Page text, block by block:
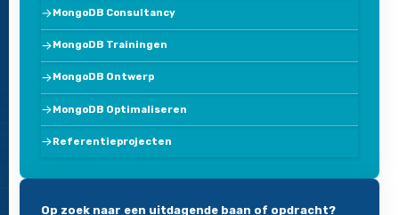
databases?
Hoe kan OptimaData helpen bij het migreren van of
MongoDB?
Hoe werkt schaalbaarheid in MongoDB en wat zijn de
voordelen?